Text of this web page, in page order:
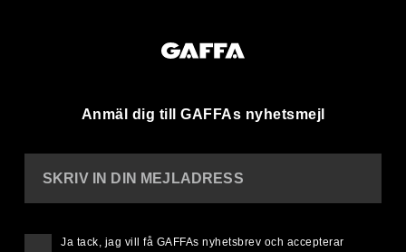
Anmäl dig till GAFFAs nyhetsmejl
SKRIV IN DIN MEJLADRESS
Ja tack, jag vill få GAFFAs nyhetsbrev och accepterar